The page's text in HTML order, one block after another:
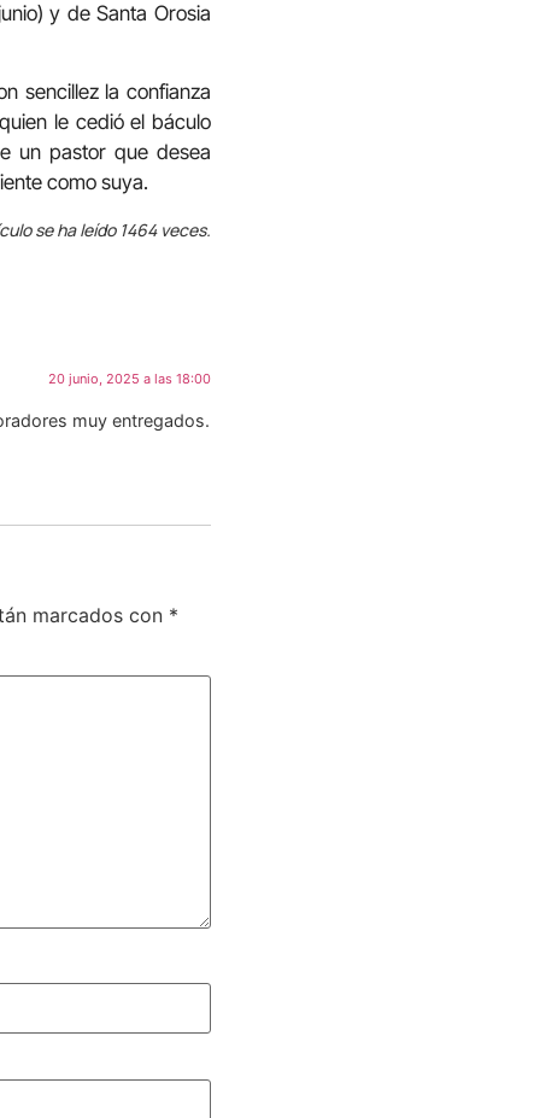
y de Santa Orosia
sencillez la confianza
le cedió el báculo
un pastor que desea
como suya.
se ha leído 1464 veces.
20 junio, 2025 a las 18:00
muy entregados.
marcados con *